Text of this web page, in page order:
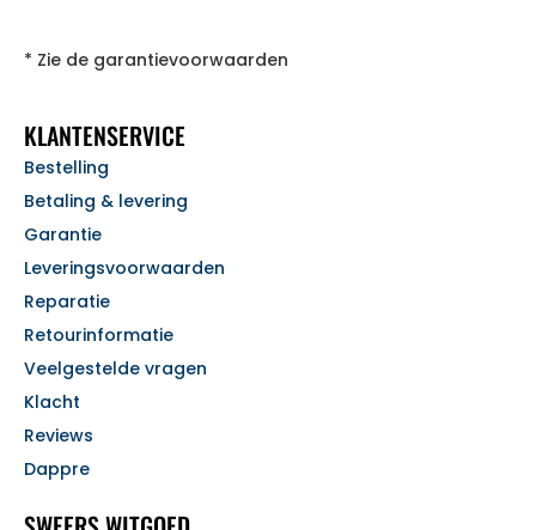
* Zie de garantievoorwaarden
KLANTENSERVICE
Bestelling
Betaling & levering
Garantie
Leveringsvoorwaarden
Reparatie
Retourinformatie
Veelgestelde vragen
Klacht
Reviews
Dappre